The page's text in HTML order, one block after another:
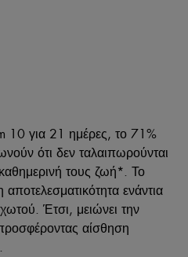
10 για 21 ημέρες, το 71%
ότι δεν ταλαιπωρούνται
τους ζωή*. Το
ενάντια
Έτσι, μειώνει την
αίσθηση